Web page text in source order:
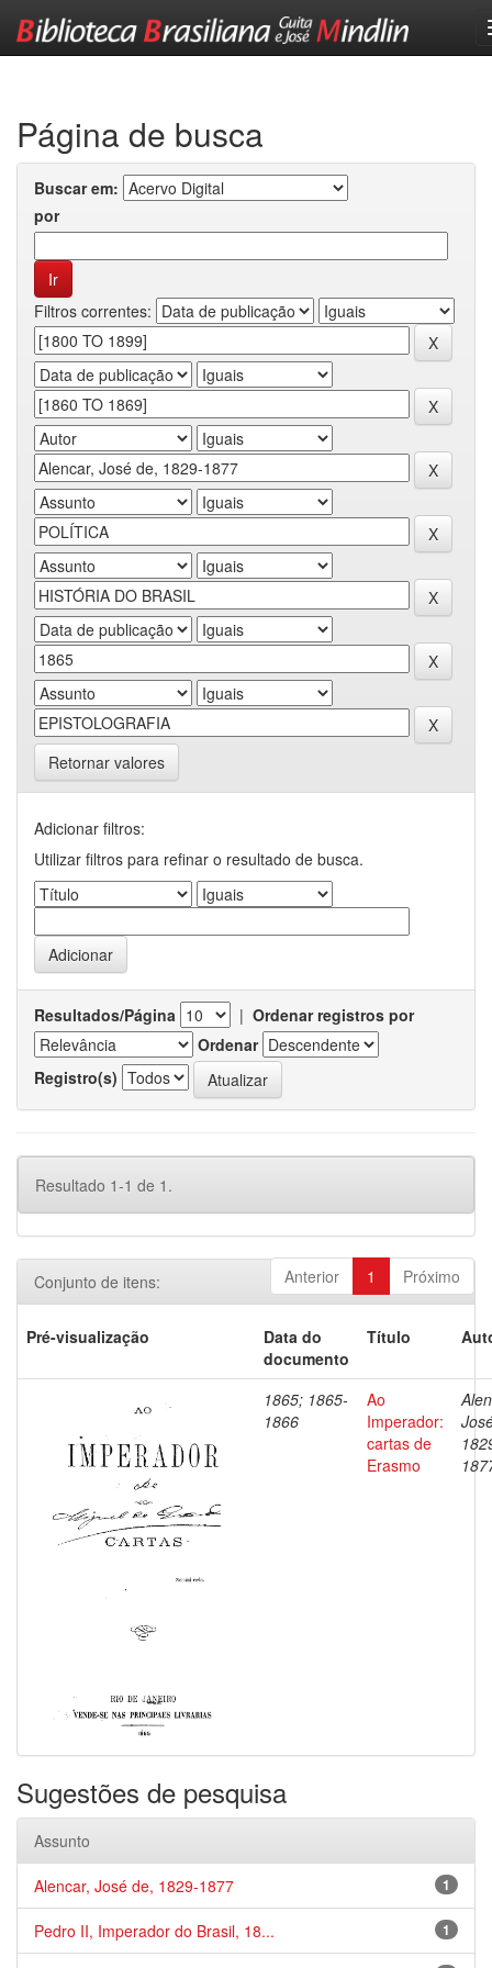
Página de busca
Buscar em:
por
Filtros correntes:
Retornar valores
Adicionar filtros:
Utilizar filtros para refinar o resultado de busca.
Resultados/Página | Ordenar registros por
Ordenar
Registro(s)
Resultado 1-1 de 1.
Anterior 1 Próximo
Conjunto de itens:
Pré-visualização
Data do
documento
Título
1865; 1865-
1866
Ao
Imperador:
cartas de
Erasmo
Sugestões de pesquisa
Assunto
1
Alencar, José de, 1829-1877
1
Pedro II, Imperador do Brasil, 18...